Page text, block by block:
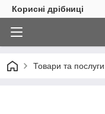
Корисні дрібниці
Товари та послуги